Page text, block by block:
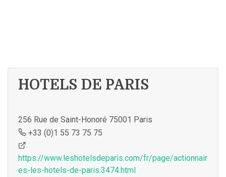
HOTELS DE PARIS
256 Rue de Saint-Honoré 75001 Paris
+33 (0)1 55 73 75 75
https://www.leshotelsdeparis.com/fr/page/actionnair
es-les-hotels-de-paris.3474.html